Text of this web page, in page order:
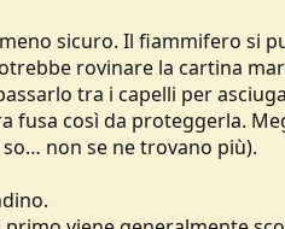
sicuro. Il fiammifero si
rovinare la cartina
tra i capelli per
fusa così da proteggerla.
non se ne trovano più).